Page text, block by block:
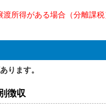
所得がある場合（分離課税
ります。
徴収